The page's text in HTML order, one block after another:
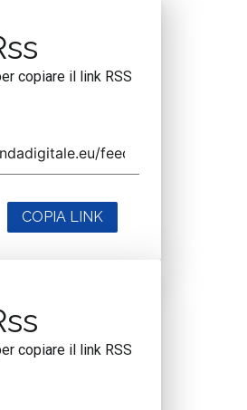
copiare il link RSS
COPIA LINK
copiare il link RSS